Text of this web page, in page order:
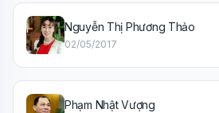
Nguyễn Thị Phương Thảo
02/05/2017
Phạm Nhật Vượng